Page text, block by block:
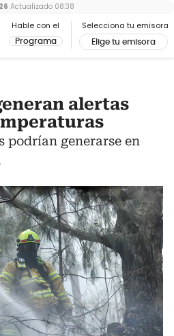
Hable con el
Programa
Selecciona tu emisora
Elige tu emisora
Actualizado 08:38
alertas
podrían generarse en